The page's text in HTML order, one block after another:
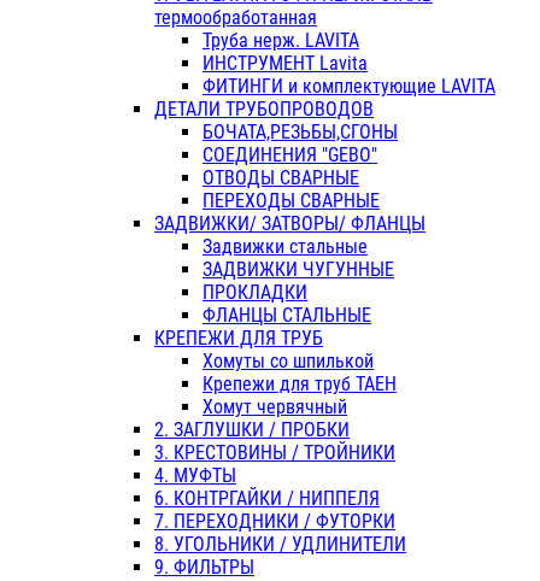
термообработанная
Труба нерж. LAVITA
ИНСТРУМЕНТ Lavita
ФИТИНГИ и комплектующие LAVITA
ДЕТАЛИ ТРУБОПРОВОДОВ
БОЧАТА,РЕЗЬБЫ,СГОНЫ
СОЕДИНЕНИЯ "GEBO"
ОТВОДЫ СВАРНЫЕ
ПЕРЕХОДЫ СВАРНЫЕ
ЗАДВИЖКИ/ ЗАТВОРЫ/ ФЛАНЦЫ
Задвижки стальные
ЗАДВИЖКИ ЧУГУННЫЕ
ПРОКЛАДКИ
ФЛАНЦЫ СТАЛЬНЫЕ
КРЕПЕЖИ ДЛЯ ТРУБ
Хомуты со шпилькой
Крепежи для труб ТАЕН
Хомут червячный
2. ЗАГЛУШКИ / ПРОБКИ
3. КРЕСТОВИНЫ / ТРОЙНИКИ
4. МУФТЫ
6. КОНТРГАЙКИ / НИППЕЛЯ
7. ПЕРЕХОДНИКИ / ФУТОРКИ
8. УГОЛЬНИКИ / УДЛИНИТЕЛИ
9. ФИЛЬТРЫ